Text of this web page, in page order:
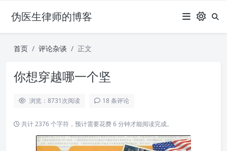
伪医生律师的博客
首页 评论杂谈 正文
你想穿越哪一个坚
浏览：8731次阅读 18 条评论
共计 2376 个字符，预计需要花费 6 分钟才能阅读完成。